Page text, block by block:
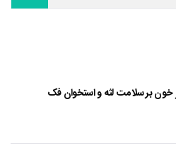
خون بر سلامت لثه و استخوان فک